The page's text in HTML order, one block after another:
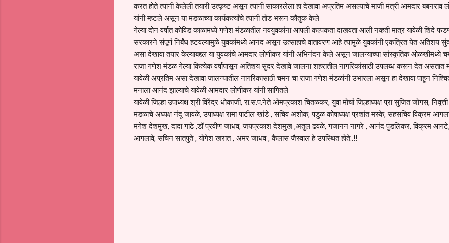
करत होते त्यांनी केलेली तयारी उत्कृष्ट असून त्यांनी साकारलेला हा देखावा अप्रतिम असल्याचे माजी मंत्री आमदार बबनराव
यांनी म्हटले असून या मंडळाच्या कार्यकर्त्यांचे त्यांनी तोंड भरून कौतुक केले
गेल्या दोन वर्षात कोविड काळामध्ये गणेश मंडळातील नवयुवकांना आपली कल्पकता दाखवता आली नव्हती मात्र यावेळी शिंदे
सरकारने संपूर्ण निर्बंध हटवल्यामुळे युवकांमध्ये आनंद असून उत्साहाचे वातावरण आहे त्यामुळे युवकांनी एकत्रित येत अतिशय
असा देखावा तयार केल्याबद्दल या युवकांचे आमदार लोणीकर यांनी अभिनंदन केले असून जालन्याच्या सांस्कृतिक ओळखीमध्ये
राजा गणेश मंडळ गेल्या कित्येक वर्षापासून अतिशय सुंदर देखावे जालना शहरातील नागरिकांसाठी उपलब्ध करून देत असतात
यावेळी अप्रतिम असा देखावा जालन्यातील नागरिकांसाठी चमन चा राजा गणेश मंडळांनी उभारला असून हा देखावा पाहून
मनाला आनंद झाल्याचे यावेळी आमदार लोणीकर यांनी सांगितले
यावेळी जिल्हा उपाध्यक्ष श्री विरेंद्र धोकाजी, रा.स.प.नेते ओमप्रकाश चितळकर, युवा मोर्चा जिल्हाध्यक्ष प्रा सुजित जोगस,
मंडळाचे अध्यक्ष नंदू जावळे, उपाध्यक्ष रामा पाटील खांडे , सचिव अशोक, पडुळ कोषाध्यक्ष प्रशांत मस्के, सहसचिव विक्रम
मंगेश देशमुख, दादा गाढे ,डॉ प्रवीण जाधव, जयप्रकाश देशमुख ,अतुल ढवळे, गजानन नागरे , आनंद पुंडलिकर, विक्रम
आगलावे, सचिन सातपुते , योगेश खरात , अमर जाधव , कैलास जैस्वाल हे उपस्थित होते..!!